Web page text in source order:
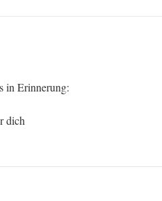
in Erinnerung:
dich